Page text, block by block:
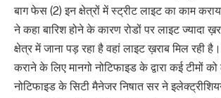
बाग फेस (2) इन क्षेत्रों में स्ट्रीट लाइट का काम
ने कहा बारिश होने के कारण रोडों पर लाइट ज्यादा
क्षेत्र में जाना पड़ रहा है वहां लाइट ख़राब मिल रही
कराने के लिए मानगो नोटिफाइड के द्वारा कई टीमों
नोटिफाइड के सिटी मैनेजर निषात सर ने